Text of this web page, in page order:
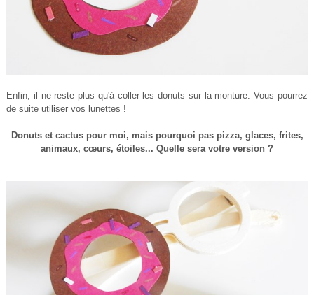
Enfin, il ne reste plus qu'à coller les donuts sur la monture. Vous pourrez
de suite utiliser vos lunettes !
Donuts et cactus pour moi, mais pourquoi pas pizza, glaces, frites,
animaux, cœurs, étoiles... Quelle sera votre version ?